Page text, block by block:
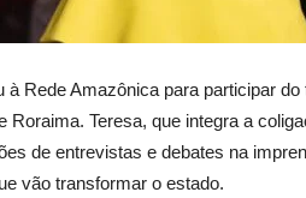
à Rede Amazônica para participar
Roraima. Teresa, que integra a
de entrevistas e debates na
vão transformar o estado.